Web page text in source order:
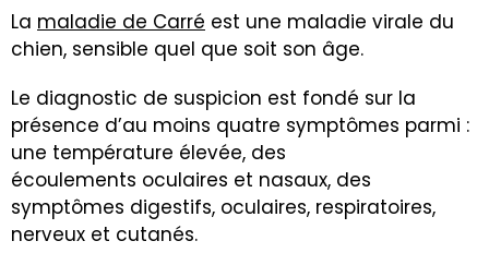
La maladie de Carré est une maladie virale du
chien, sensible quel que soit son âge.
Le diagnostic de suspicion est fondé sur la
présence d’au moins quatre symptômes parmi :
une température élevée, des
écoulements oculaires et nasaux, des
symptômes digestifs, oculaires, respiratoires,
nerveux et cutanés.